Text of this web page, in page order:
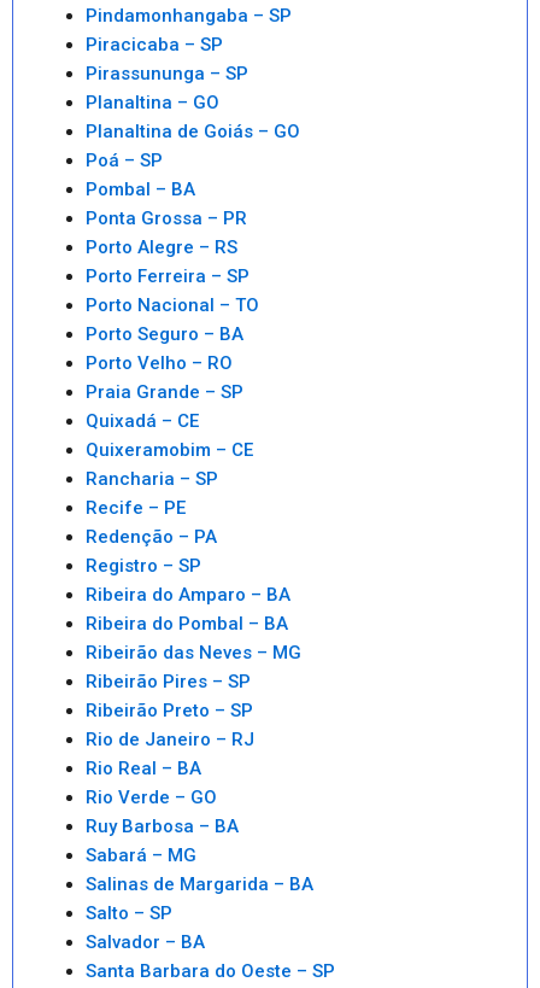
Pindamonhangaba – SP
Piracicaba – SP
Pirassununga – SP
Planaltina – GO
Planaltina de Goiás – GO
Poá – SP
Pombal – BA
Ponta Grossa – PR
Porto Alegre – RS
Porto Ferreira – SP
Porto Nacional – TO
Porto Seguro – BA
Porto Velho – RO
Praia Grande – SP
Quixadá – CE
Quixeramobim – CE
Rancharia – SP
Recife – PE
Redenção – PA
Registro – SP
Ribeira do Amparo – BA
Ribeira do Pombal – BA
Ribeirão das Neves – MG
Ribeirão Pires – SP
Ribeirão Preto – SP
Rio de Janeiro – RJ
Rio Real – BA
Rio Verde – GO
Ruy Barbosa – BA
Sabará – MG
Salinas de Margarida – BA
Salto – SP
Salvador – BA
Santa Barbara do Oeste – SP